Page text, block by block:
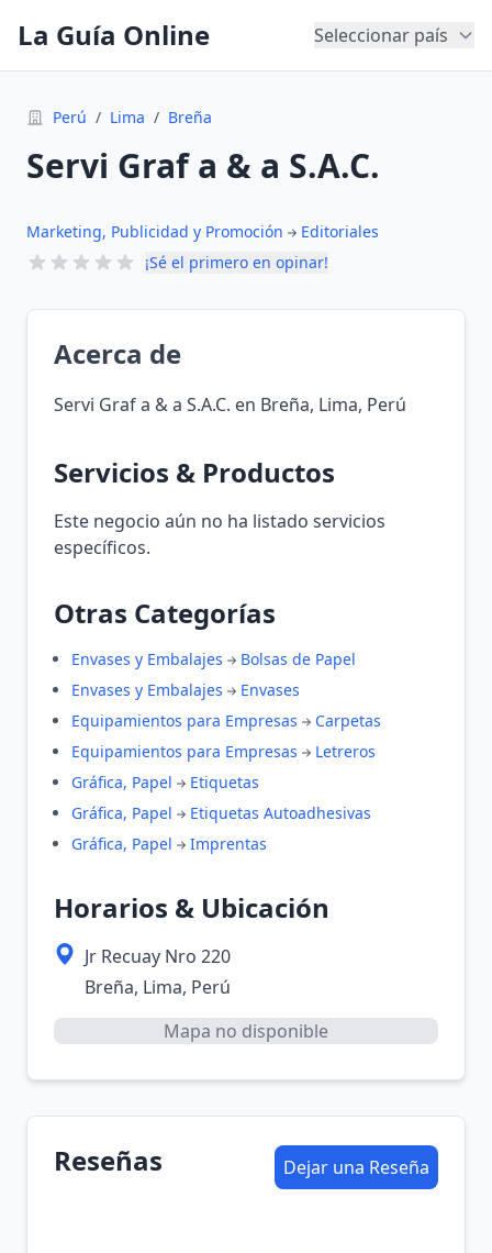
La Guía Online Seleccionar país
Perú / Lima / Breña
Servi Graf a & a S.A.C.
Marketing, Publicidad y Promoción
Editoriales
¡Sé el primero en opinar!
Acerca de
Servi Graf a & a S.A.C. en Breña, Lima, Perú
Servicios & Productos
Este negocio aún no ha listado servicios
específicos.
Otras Categorías
Envases y Embalajes
Bolsas de Papel
Envases y Embalajes
Envases
Equipamientos para Empresas
Carpetas
Equipamientos para Empresas
Letreros
Gráfica, Papel
Etiquetas
Gráfica, Papel
Etiquetas Autoadhesivas
Gráfica, Papel
Imprentas
Horarios & Ubicación
Jr Recuay Nro 220
Breña, Lima, Perú
Mapa no disponible
Reseñas Dejar una Reseña